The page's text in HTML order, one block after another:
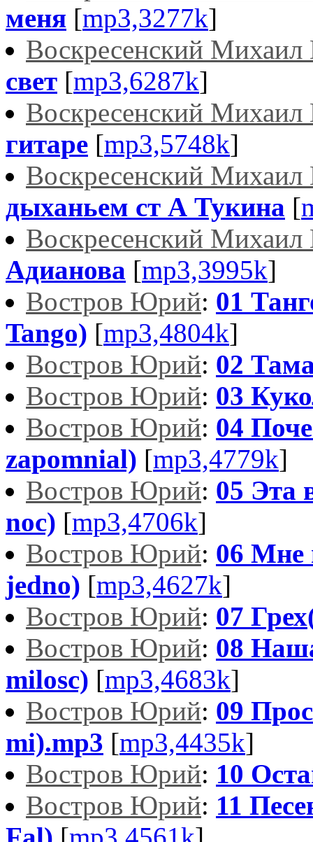
меня [mp3,3277k]
Воскресенский Михаил
свет [mp3,6287k]
Воскресенский Михаил
гитаре [mp3,5748k]
Воскресенский Михаил
дыханьем ст А Тукина [
Воскресенский Михаил
Адианова [mp3,3995k]
Востров Юрий: 01
Tango) [mp3,4804k]
Востров Юрий: 02
Востров Юрий: 03
Востров Юрий: 04
zapomnial) [mp3,4779k]
Востров Юрий: 05 Эта
noc) [mp3,4706k]
Востров Юрий: 06 Мне
jedno) [mp3,4627k]
Востров Юрий: 07
Востров Юрий: 08
milosc) [mp3,4683k]
Востров Юрий: 09
mi).mp3 [mp3,4435k]
Востров Юрий: 10
Востров Юрий: 11